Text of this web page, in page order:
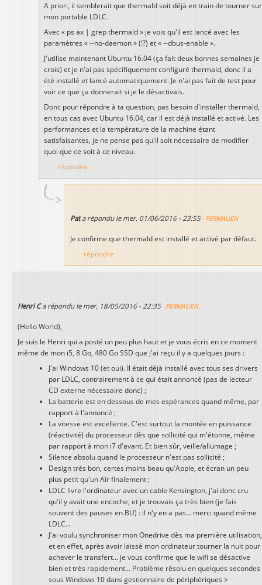
A priori, il semblerait que thermald soit déjà en train de tourner sur
mon portable LDLC.
Avec « ps ax | grep thermald » je vois qu'il est lancé avec les
paramètres « --no-daemon » (!?) et « --dbus-enable ».
J'utilise maintenant Ubuntu 16.04 (ça fait deux bonnes semaines je
crois) et je n'ai pas spécifiquement configuré thermald, donc il a
été installé et lancé automatiquement. Je n'ai pas fait de test pour
voir ce que ça donnerait si je le désactivais.
Donc pour répondre à ta question, pas besoin d'installer thermald,
en tous cas avec Ubuntu 16.04, car il est déjà installé et activé. Les
performances et la température de la machine étant
satisfaisantes, je ne pense pas qu'il soit nécessaire de modifier
quoi que ce soit à ce niveau.
répondre
Pata répondu le mer, 01/06/2016 - 23:55 PERMALIEN
Je confirme que thermald est installé et activé par défaut.
répondre
Henri Ca répondu le mer, 18/05/2016 - 22:35 PERMALIEN
(Hello World),
Je suis le Henri qui a posté un peu plus haut et je vous écris en ce moment
même de mon i5, 8 Go, 480 Go SSD que j'ai reçu il y a quelques jours :
J'ai Windows 10 (et oui). Il était déjà installé avec tous ses drivers
par LDLC, contrairement à ce qui était annoncé (pas de lecteur
CD externe nécessaire donc) ;
La batterie est en dessous de mes espérances quand même, par
rapport à l'annoncé ;
La vitesse est excellente. C'est surtout la montée en puissance
(réactivité) du processeur dès que sollicité qui m'étonne, même
par rapport à mon i7 d'avant. Et bien sûr, veille/allumage ;
Silence absolu quand le processeur n'est pas sollicité ;
Design très bon, certes moins beau qu'Apple, et écran un peu
plus petit qu'un Air finalement ;
LDLC livre l'ordinateur avec un cable Kensington, j'ai donc cru
qu'il y avait une encoche, et je trouvais ça très bien (je fais
souvent des pauses en BU) : il n'y en a pas... merci quand même
LDLC...
J'ai voulu synchroniser mon Onedrive dès ma première utilisation,
et en effet, après avoir laissé mon ordinateur tourner la nuit pour
achever le transfert... je vous confirme que le wifi se désactive
bien et très rapidement... Problème résolu en quelques secondes
sous Windows 10 dans gestionnaire de périphériques >